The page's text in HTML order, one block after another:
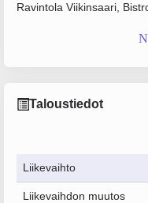
Ravintola Viikinsaari,
Taloustiedot
Liikevaihto
Liikevaihdon muutos